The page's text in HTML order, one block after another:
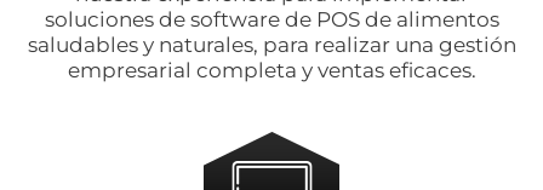
soluciones de software de POS de alimentos
saludables y naturales, para realizar una gestión
empresarial completa y ventas eficaces.